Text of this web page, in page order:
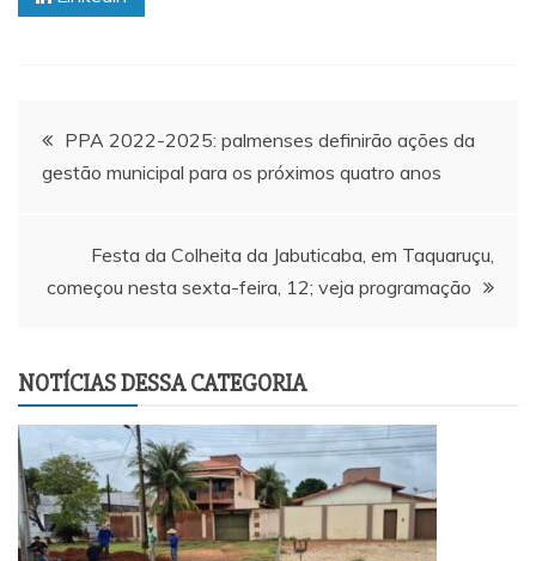
Navegação
de
PPA 2022-2025: palmenses definirão ações da
gestão municipal para os próximos quatro anos
Festa da Colheita da Jabuticaba, em Taquaruçu,
começou nesta sexta-feira, 12; veja programação
NOTÍCIAS DESSA CATEGORIA